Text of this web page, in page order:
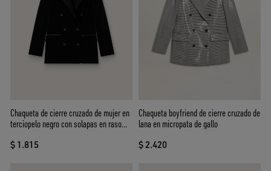
Chaqueta de cierre cruzado de mujer en
terciopelo negro con solapas en raso
$ 1.815
Chaqueta boyfriend de cierre cruzado de
lana en micropata de gallo
$ 2.420